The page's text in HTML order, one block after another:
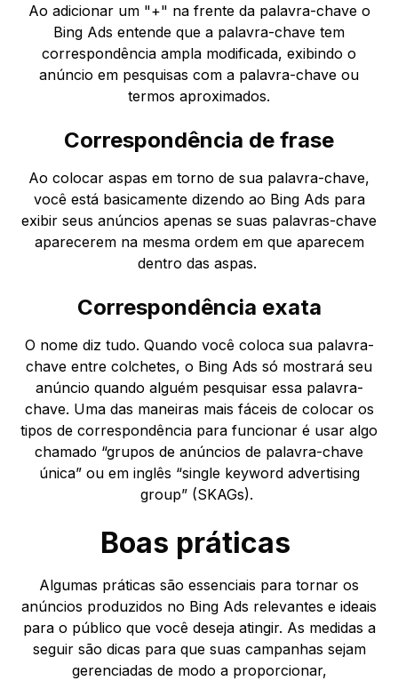
Ao adicionar um "+" na frente da palavra-chave o
Bing Ads entende que a palavra-chave tem
correspondência ampla modificada, exibindo o
anúncio em pesquisas com a palavra-chave ou
termos aproximados.
Correspondência de frase
Ao colocar aspas em torno de sua palavra-chave,
você está basicamente dizendo ao Bing Ads para
exibir seus anúncios apenas se suas palavras-chave
aparecerem na mesma ordem em que aparecem
dentro das aspas.
Correspondência exata
O nome diz tudo. Quando você coloca sua palavra-
chave entre colchetes, o Bing Ads só mostrará seu
anúncio quando alguém pesquisar essa palavra-
chave. Uma das maneiras mais fáceis de colocar os
tipos de correspondência para funcionar é usar algo
chamado “grupos de anúncios de palavra-chave
única” ou em inglês “single keyword advertising
group” (SKAGs).
Boas práticas
Algumas práticas são essenciais para tornar os
anúncios produzidos no Bing Ads relevantes e ideais
para o público que você deseja atingir. As medidas a
seguir são dicas para que suas campanhas sejam
gerenciadas de modo a proporcionar,